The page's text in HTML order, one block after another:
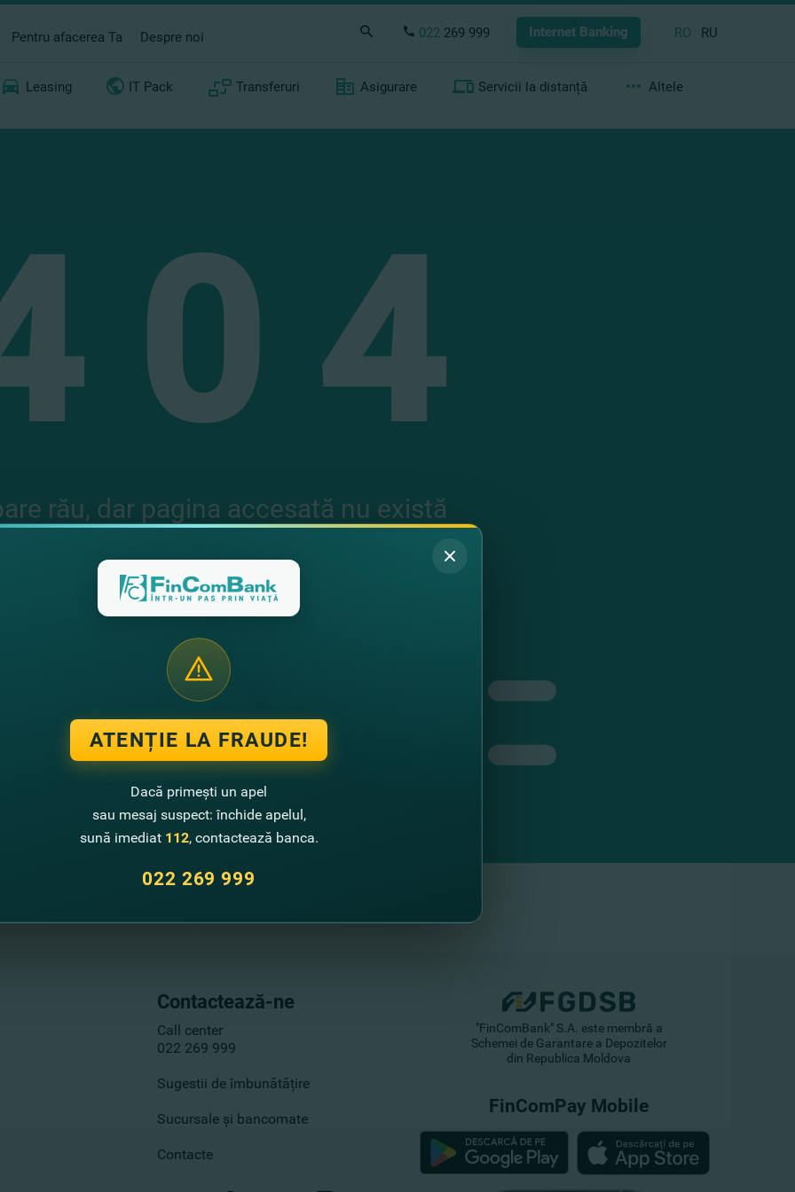
Pentru afacerea Ta Despre noi 022 269 999 Internet Banking RO RU
Leasing IT Pack Transferuri Asigurare Servicii la distanță Altele
0 4
rău, dar pagina accesată nu există
Cod eroare: 404
PAGINA PRINCIPALĂ
Contactează-ne
Call center
022 269 999
Sugestii de îmbunătățire
Sucursale și bancomate
Contacte
"FinComBank" S.A. este membră a
Schemei de Garantare a Depozitelor
din Republica Moldova
FinComPay Mobile
ATENȚIE LA FRAUDE!
Dacă primești un apel
sau mesaj suspect: închide apelul,
sună imediat 112, contactează banca.
022 269 999